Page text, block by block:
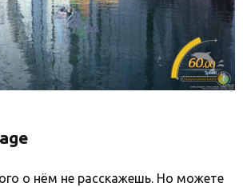
о нём не расскажешь. Но можете